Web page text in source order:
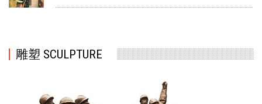
雕塑 SCULPTURE